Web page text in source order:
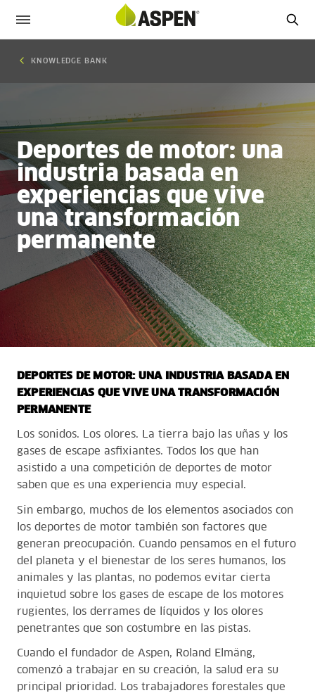
KNOWLEDGE BANK
Deportes de motor: una
industria basada en
experiencias que vive
una transformación
permanente
DEPORTES DE MOTOR: UNA INDUSTRIA BASADA EN
EXPERIENCIAS QUE VIVE UNA TRANSFORMACIÓN
PERMANENTE
Los sonidos. Los olores. La tierra bajo las uñas y los
gases de escape asfixiantes. Todos los que han
asistido a una competición de deportes de motor
saben que es una experiencia muy especial.
Sin embargo, muchos de los elementos asociados con
los deportes de motor también son factores que
generan preocupación. Cuando pensamos en el futuro
del planeta y el bienestar de los seres humanos, los
animales y las plantas, no podemos evitar cierta
inquietud sobre los gases de escape de los motores
rugientes, los derrames de líquidos y los olores
penetrantes que son costumbre en las pistas.
Cuando el fundador de Aspen, Roland Elmäng,
comenzó a trabajar en su creación, la salud era su
principal prioridad. Los trabajadores forestales que